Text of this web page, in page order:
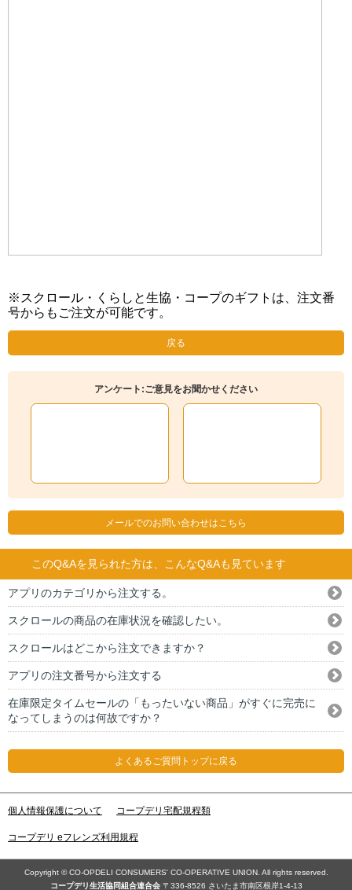
※スクロール・くらしと生協・コープのギフトは、注文番
号からもご注文が可能です。
戻る
アンケート:ご意見をお聞かせください
メールでのお問い合わせはこちら
このQ&Aを見られた方は、こんなQ&Aも見ています
アプリのカテゴリから注文する。
スクロールの商品の在庫状況を確認したい。
スクロールはどこから注文できますか？
アプリの注文番号から注文する
在庫限定タイムセールの「もったいない商品」がすぐに完売に
なってしまうのは何故ですか？
よくあるご質問トップに戻る
個人情報保護について コープデリ宅配規程類
コープデリ eフレンズ利用規程
Copyright © CO-OPDELI CONSUMERS' CO-OPERATIVE UNION. All rights reserved.
コープデリ⽣活協同組合連合会〒336-8526 さいたま市南区根岸1-4-13